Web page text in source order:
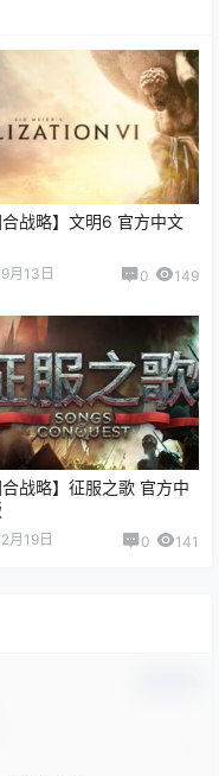
合战略】文明6 官方中文
月13日 0 149
合战略】征服之歌 官方中
月19日 0 141